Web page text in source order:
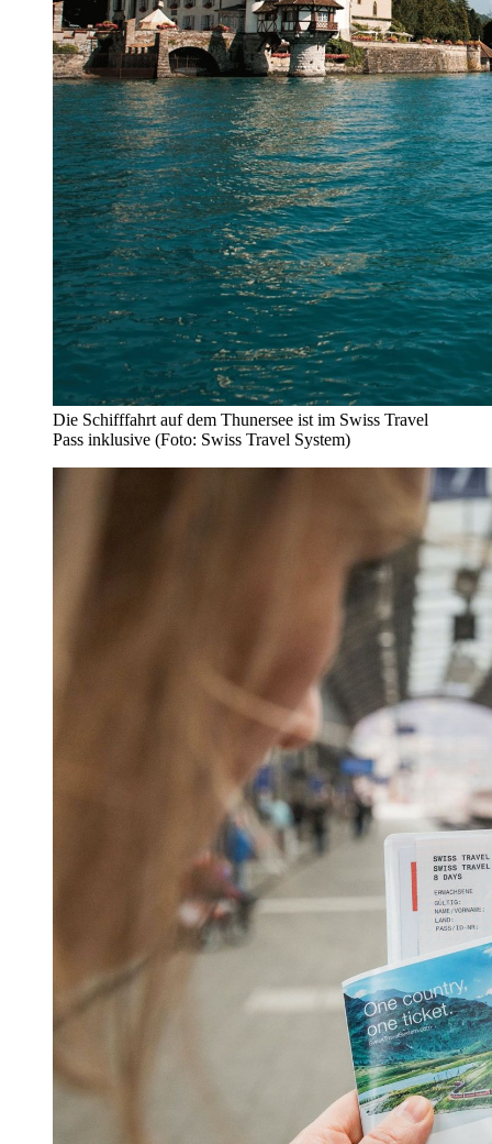
Die Schifffahrt auf dem Thunersee ist im Swiss Travel
Pass inklusive (Foto: Swiss Travel System)